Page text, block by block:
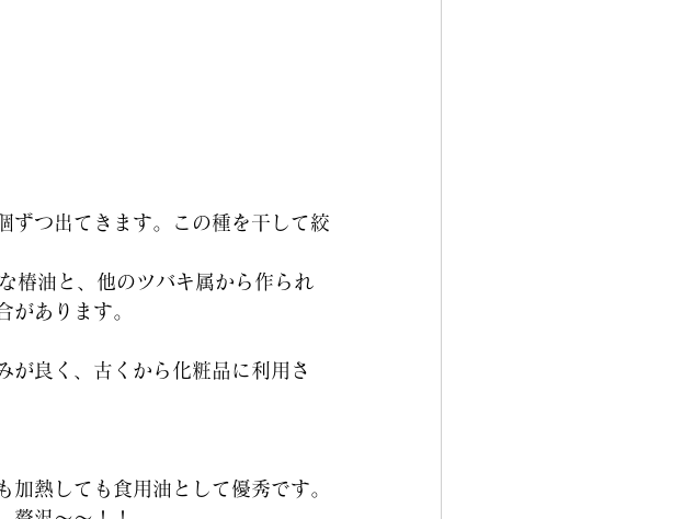
ずつ出てきます。この種を干して絞
椿油と、他のツバキ属から作られ
があります。
が良く、古くから化粧品に利用さ
熱しても食用油として優秀です。